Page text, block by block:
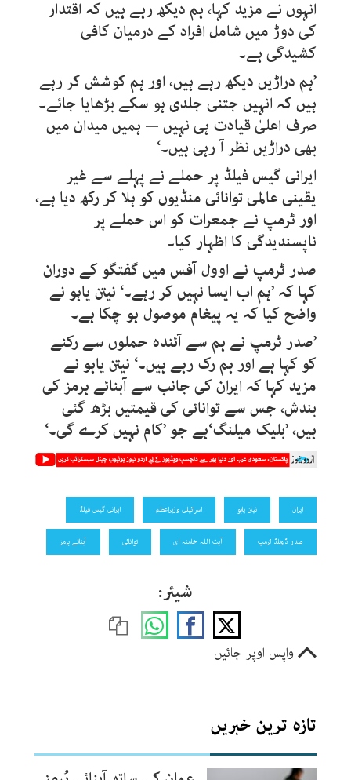
انہوں نے مزید کہا، ہم دیکھ رہے ہیں کہ اقتدار
کی دوڑ میں شامل افراد کے درمیان کافی
کشیدگی ہے۔
’ہم دراڑیں دیکھ رہے ہیں، اور ہم کوشش کر رہے
ہیں کہ انہیں جتنی جلدی ہو سکے بڑھایا جائے۔
صرف اعلیٰ قیادت ہی نہیں — ہمیں میدان میں
بھی دراڑیں نظر آ رہی ہیں۔‘
ایرانی گیس فیلڈ پر حملے نے پہلے سے غیر
یقینی عالمی توانائی منڈیوں کو ہلا کر رکھ دیا ہے،
اور ٹرمپ نے جمعرات کو اس حملے پر
ناپسندیدگی کا اظہار کیا۔
صدر ٹرمپ نے اوول آفس میں گفتگو کے دوران
کہا کہ ’ہم اب ایسا نہیں کر رہے۔‘ نیتن یاہو نے
واضح کیا کہ یہ پیغام موصول ہو چکا ہے۔
’صدر ٹرمپ نے ہم سے آئندہ حملوں سے رکنے
کو کہا ہے اور ہم رک رہے ہیں۔‘ نیتن یاہو نے
مزید کہا کہ ایران کی جانب سے آبنائے ہرمز کی
بندش، جس سے توانائی کی قیمتیں بڑھ گئی
ہیں، ’بلیک میلنگ‘ہے جو ’کام نہیں کرے گی۔‘
ایران نیتن یاہو اسرائیلی وزیراعظم ایرانی گیس فیلڈ
صدر ڈونلڈ ٹرمپ آیت اللہ خامنہ ای توانائی آبنائے ہرمز
شیئر:
واپس اوپر جائیں
تازہ ترین خبریں